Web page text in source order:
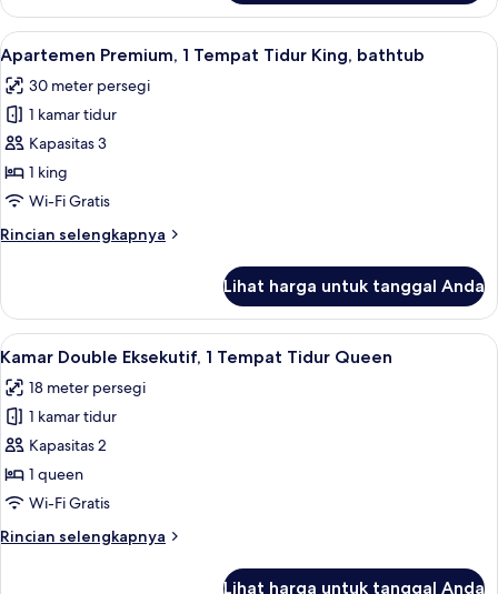
Apartemen
Deluks,
1
Tempat
Tidur
King
Lihat
semua
foto
untuk
Apartemen
Premium,
1
Tidur
Minibar, brankas, ruang kerja ramah
5
Apartemen Premium, 1 Tempat Tidur King, bathtub
30 meter persegi
1 kamar tidur
Kapasitas 3
1 king
Wi-Fi Gratis
Rincian selengkapnya
Rincian
Apartemen
Premium,
1
Tidur
King,
bathtub
Lihat harga untuk tanggal Anda
Lihat
semua
foto
untuk
Kamar
Double
Eksekutif,
Tempat
Kamar Double Eksekutif, 1 Tempat
3
Kamar Double Eksekutif, 1 Tempat Tidur Queen
18 meter persegi
1 kamar tidur
Kapasitas 2
1 queen
Wi-Fi Gratis
Rincian selengkapnya
Rincian
Lihat harga untuk tanggal Anda